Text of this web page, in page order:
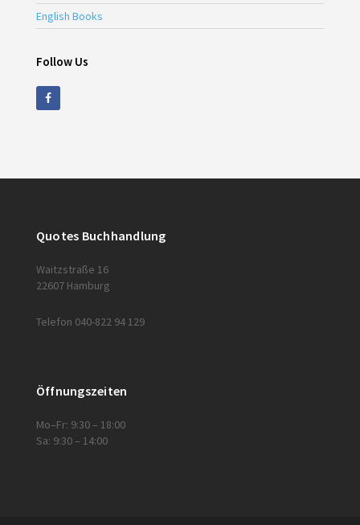
English Books
Follow Us
Quotes Buchhandlung
Waitzstraße 16
22607 Hamburg
Telefon 040-822 94 129
Öffnungszeiten
Mo–Fr: 9:30 – 18:00
Sa: 9:30 – 14:00